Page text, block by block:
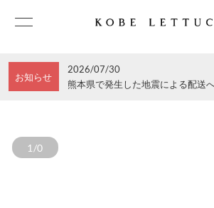
お知らせ
2026/07/30
熊本県で発生した地震による配送
1/0